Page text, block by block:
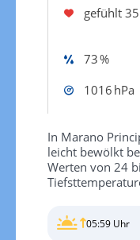
gefühlt
73 %
1016 hPa
In Marano
leicht bewölkt
Werten von 24
05:59 Uhr